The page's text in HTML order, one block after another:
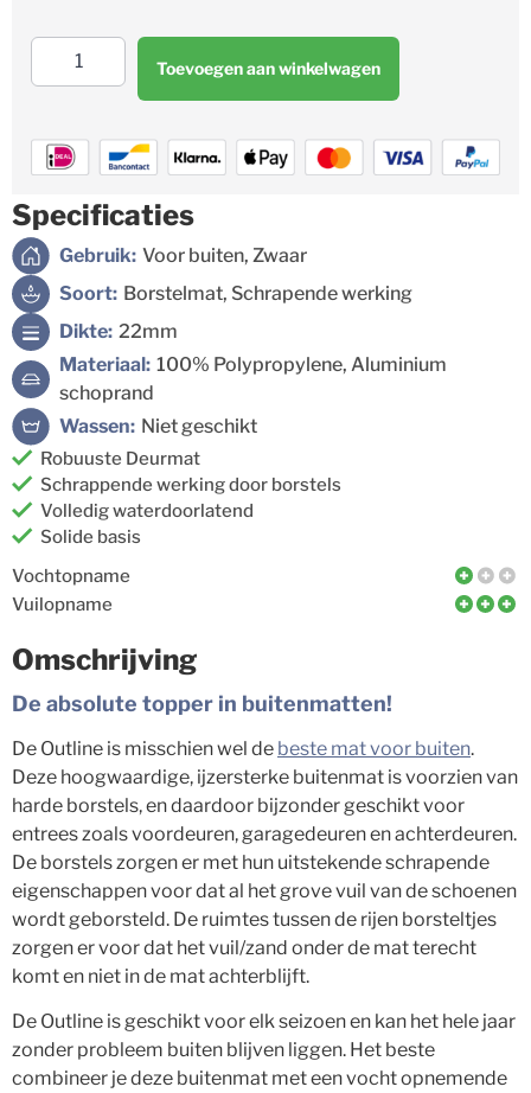
Toevoegen aan winkelwagen
Specificaties
Gebruik: Voor buiten, Zwaar
Soort: Borstelmat, Schrapende werking
Dikte: 22mm
Materiaal: 100% Polypropylene, Aluminium
schoprand
Wassen: Niet geschikt
Robuuste Deurmat
Schrappende werking door borstels
Volledig waterdoorlatend
Solide basis
Vochtopname
Vuilopname
Omschrijving
De absolute topper in buitenmatten!
De Outline is misschien wel de beste mat voor buiten.
Deze hoogwaardige, ijzersterke buitenmat is voorzien van
harde borstels, en daardoor bijzonder geschikt voor
entrees zoals voordeuren, garagedeuren en achterdeuren.
De borstels zorgen er met hun uitstekende schrapende
eigenschappen voor dat al het grove vuil van de schoenen
wordt geborsteld. De ruimtes tussen de rijen borsteltjes
zorgen er voor dat het vuil/zand onder de mat terecht
komt en niet in de mat achterblijft.
De Outline is geschikt voor elk seizoen en kan het hele jaar
zonder probleem buiten blijven liggen. Het beste
combineer je deze buitenmat met een vocht opnemende